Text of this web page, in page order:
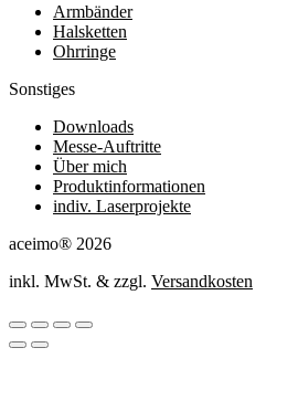
Armbänder
Halsketten
Ohrringe
Sonstiges
Downloads
Messe-Auftritte
Über mich
Produktinformationen
indiv. Laserprojekte
aceimo® 2026
inkl. MwSt. & zzgl. Versandkosten